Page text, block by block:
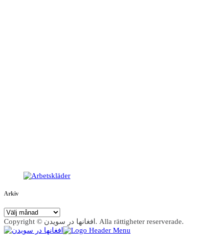
Arkiv
Arkiv
Copyright © افغانها در سویدن. Alla rättigheter reserverade.